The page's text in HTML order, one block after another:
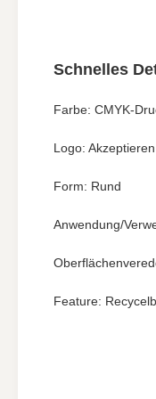
Schnelles
Farbe: CMYK-
Logo:
Form: Rund
Anwendung/
Feature: